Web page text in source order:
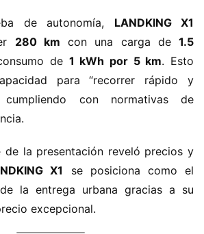
de autonomía, ​LANDKING X1​
​280 km​ ​ con una carga de ​ ​1.5
de ​1 kWh por 5 km​​. Esto
para “recorrer rápido y
cumpliendo con normativas de
de la presentación reveló precios y
X1​
​ se posiciona como el
la entrega urbana gracias a su
excepcional.